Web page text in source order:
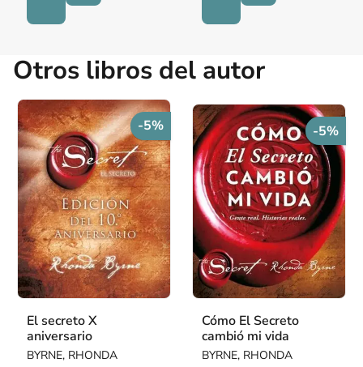
Otros libros del autor
-5%
El secreto X
aniversario
BYRNE, RHONDA
-5%
Cómo El Secreto
cambió mi vida
BYRNE, RHONDA